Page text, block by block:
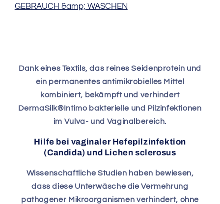
GEBRAUCH &amp; WASCHEN
Dank eines Textils, das reines Seidenprotein und
ein permanentes antimikrobielles Mittel
kombiniert, bekämpft und verhindert
DermaSilk®Intimo bakterielle und Pilzinfektionen
im Vulva- und Vaginalbereich.
Hilfe bei vaginaler Hefepilzinfektion
(Candida) und Lichen sclerosus
Wissenschaftliche Studien haben bewiesen,
dass diese Unterwäsche die Vermehrung
pathogener Mikroorganismen verhindert, ohne